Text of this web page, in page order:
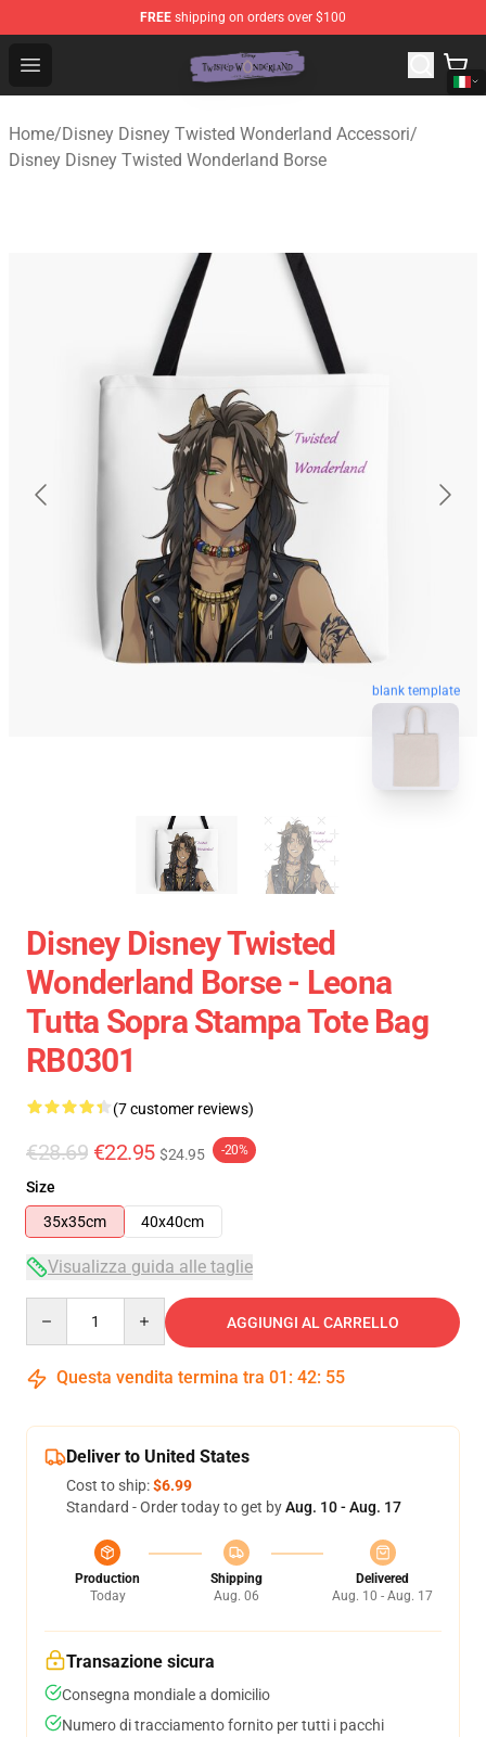
FREE shipping on orders over $100
Open menu
Twisted Wonderland Store - Official Twisted
Home/Disney Disney Twisted Wonderland Accessori/
Disney Disney Twisted Wonderland Borse
blank template
Disney Disney Twisted
Wonderland Borse - Leona
Tutta Sopra Stampa Tote Bag
RB0301
(7 customer reviews)
€28.69 €22.95 $24.95 -20%
Size
35x35cm
40x40cm
Visualizza guida alle taglie
AGGIUNGI AL CARRELLO
Questa vendita termina tra 01 : 42: 54
Deliver to United States
Cost to ship:$6.99
Standard - Order today to get byAug. 10 - Aug. 17
Production
Today
Shipping
Aug. 06
Delivered
Aug. 10 - Aug. 17
Transazione sicura
Consegna mondiale a domicilio
Numero di tracciamento fornito per tutti i pacchi